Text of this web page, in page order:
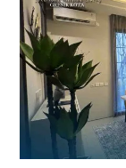
Menata
Rumah
Sesuai
Feng
Shui
Agar
Rezeki